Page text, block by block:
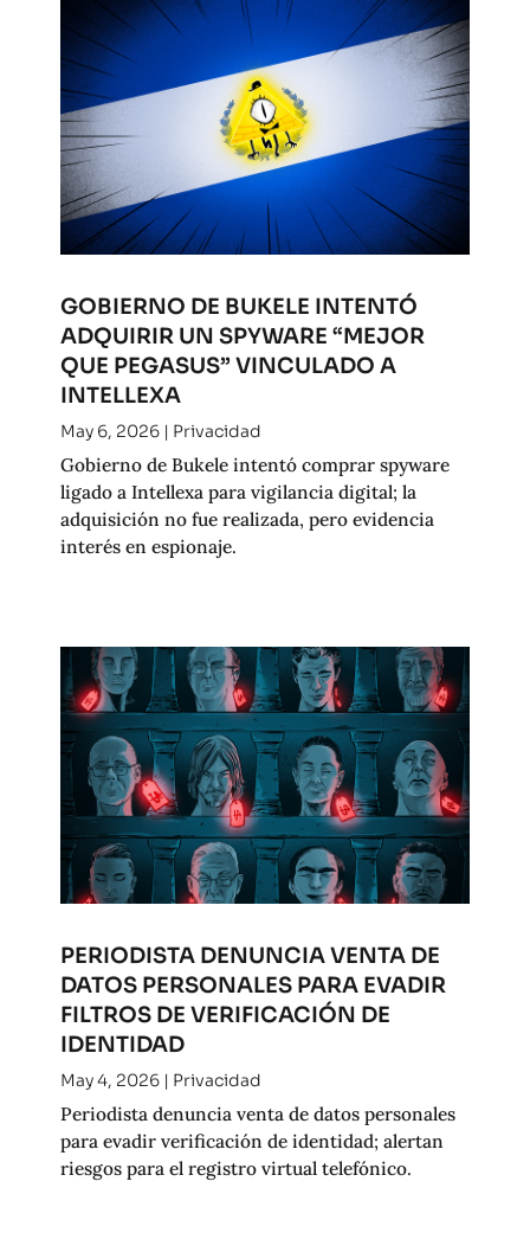
GOBIERNO DE BUKELE INTENTÓ
ADQUIRIR UN SPYWARE “MEJOR
QUE PEGASUS” VINCULADO A
INTELLEXA
May 6, 2026| Privacidad
Gobierno de Bukele intentó comprar spyware
ligado a Intellexa para vigilancia digital; la
adquisición no fue realizada, pero evidencia
interés en espionaje.
PERIODISTA DENUNCIA VENTA DE
DATOS PERSONALES PARA EVADIR
FILTROS DE VERIFICACIÓN DE
IDENTIDAD
May 4, 2026| Privacidad
Periodista denuncia venta de datos personales
para evadir verificación de identidad; alertan
riesgos para el registro virtual telefónico.